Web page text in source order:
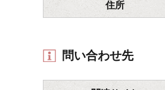
住所
問い合わせ先